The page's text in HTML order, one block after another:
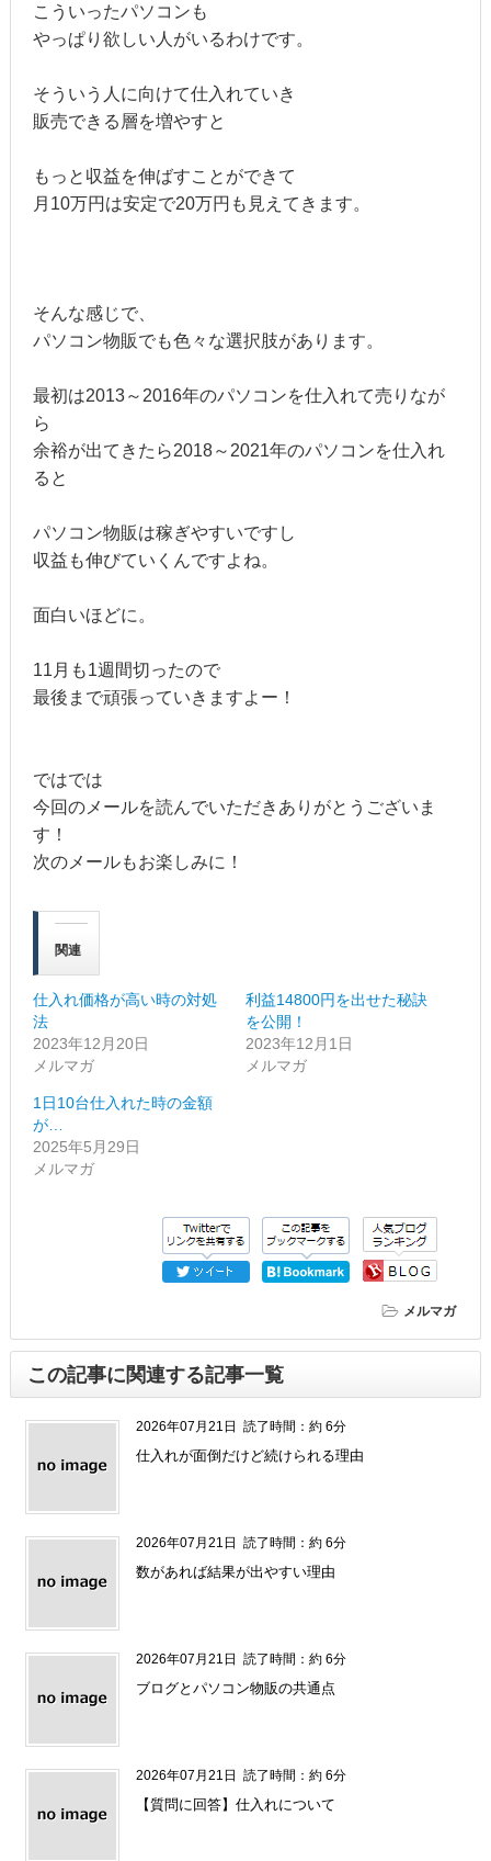
こういったパソコンも
やっぱり欲しい人がいるわけです。
そういう人に向けて仕入れていき
販売できる層を増やすと
もっと収益を伸ばすことができて
月10万円は安定で20万円も見えてきます。
そんな感じで、
パソコン物販でも色々な選択肢があります。
最初は2013～2016年のパソコンを仕入れて売りなが
ら
余裕が出てきたら2018～2021年のパソコンを仕入れ
ると
パソコン物販は稼ぎやすいですし
収益も伸びていくんですよね。
面白いほどに。
11月も1週間切ったので
最後まで頑張っていきますよー！
ではでは
今回のメールを読んでいただきありがとうございま
す！
次のメールもお楽しみに！
関連
仕入れ価格が高い時の対処
法
2023年12月20日
メルマガ
利益14800円を出せた秘訣
を公開！
2023年12月1日
メルマガ
1日10台仕入れた時の金額
が…
2025年5月29日
メルマガ
メルマガ
この記事に関連する記事一覧
2026年07月21日 読了時間：約 6分
仕入れが面倒だけど続けられる理由
2026年07月21日 読了時間：約 6分
数があれば結果が出やすい理由
2026年07月21日 読了時間：約 6分
ブログとパソコン物販の共通点
2026年07月21日 読了時間：約 6分
【質問に回答】仕入れについて